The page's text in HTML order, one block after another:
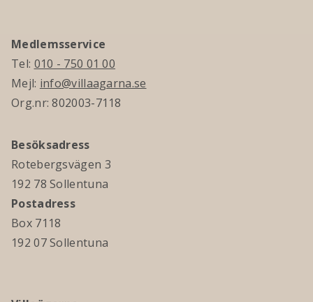
Medlemsservice
Tel: 010 - 750 01 00
Mejl: info@villaagarna.se
Org.nr: 802003-7118
Besöksadress
Rotebergsvägen 3
192 78 Sollentuna
Postadress
Box 7118
192 07 Sollentuna